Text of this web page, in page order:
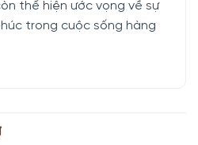
thể hiện ước vọng về sự
trong cuộc sống hàng